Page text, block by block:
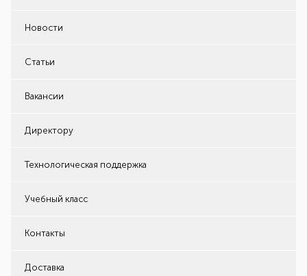
Новости
Статьи
Вакансии
Директору
Технологическая поддержка
Учебный класс
Контакты
Доставка